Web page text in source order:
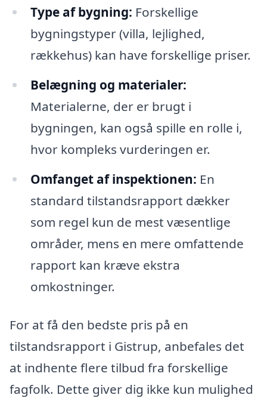
Type af bygning: Forskellige
bygningstyper (villa, lejlighed,
rækkehus) kan have forskellige priser.
Belægning og materialer:
Materialerne, der er brugt i
bygningen, kan også spille en rolle i,
hvor kompleks vurderingen er.
Omfanget af inspektionen: En
standard tilstandsrapport dækker
som regel kun de mest væsentlige
områder, mens en mere omfattende
rapport kan kræve ekstra
omkostninger.
For at få den bedste pris på en
tilstandsrapport i Gistrup, anbefales det
at indhente flere tilbud fra forskellige
fagfolk. Dette giver dig ikke kun mulighed